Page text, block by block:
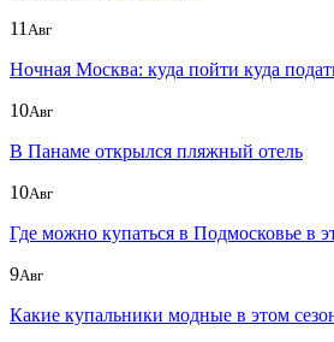
11 Авг
Ночная Москва: куда пойти куда
10Авг
В Панаме открылся пляжный отель
10Авг
Где можно купаться в Подмосковье в
9Авг
Какие купальники модные в этом